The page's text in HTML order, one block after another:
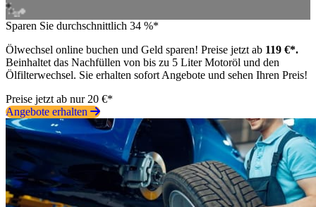
Sparen Sie durchschnittlich 34 %*
Ölwechsel online buchen und Geld sparen! Preise jetzt ab 119 €*.
Beinhaltet das Nachfüllen von bis zu 5 Liter Motoröl und den
Ölfilterwechsel. Sie erhalten sofort Angebote und sehen Ihren Preis!
Preise jetzt ab nur 20 €*
Angebote erhalten